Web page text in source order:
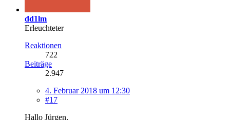
dd1lm
Erleuchteter
Reaktionen
722
Beiträge
2.947
4. Februar 2018 um 12:30
#17
Hallo Jürgen,